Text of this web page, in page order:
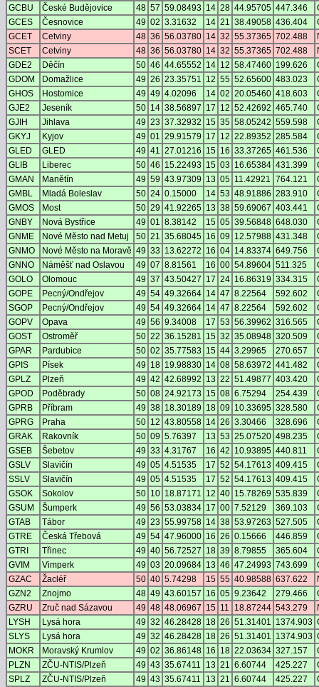
GCBU
České Budějovice 48 57 59.08493 14 28 44.95705 447.346
GCES
Česnovice 49 02 3.31632 14 21 38.49058 436.404
GCET
Cetviny 48 36 56.03780 14 32 55.37365 702.488
SCET
Cetviny 48 36 56.03780 14 32 55.37365 702.488
GDE2
Děčín 50 46 44.65552 14 12 58.47460 199.626
GDOM
Domažlice 49 26 23.35751 12 55 52.65600 483.023
GHOS
Hostomice 49 49 4.02096 14 02 20.05460 418.603
GJE2
Jeseník 50 14 38.56897 17 12 52.42692 465.740
GJIH
Jihlava 49 23 37.32932 15 35 58.05242 559.598
GKYJ
Kyjov 49 01 29.91579 17 12 22.89352 285.584
GLED
GLED 49 41 27.01216 15 16 33.37265 461.536
GLIB
Liberec 50 46 15.22493 15 03 16.65384 431.399
GMAN
Manětín 49 59 43.97309 13 05 11.42921 764.121
GMBL
Mladá Boleslav 50 24 0.15000 14 53 48.91886 283.910
GMOS
Most 50 29 41.92265 13 38 59.69067 403.441
GNBY
Nová Bystřice 49 01 8.38142 15 05 39.56848 648.030
GNME
Nové Město nad Metuj 50 21 35.68045 16 09 12.57988 431.348
GNMO
Nové Město na Moravě 49 33 13.62272 16 04 14.83374 649.756
GNNO
Náměšť nad Oslavou 49 07 8.81561 16 00 54.89604 511.325
GOLO
Olomouc 49 37 43.50427 17 24 16.86319 334.315
GOPE
Pecný/Ondřejov 49 54 49.32664 14 47 8.22564 592.602
SGOP
Pecný/Ondřejov 49 54 49.32664 14 47 8.22564 592.602
GOPV
Opava 49 56 9.34008 17 53 56.39962 316.565
GOST
Ostroměř 50 22 36.15281 15 32 35.08948 320.509
GPAR
Pardubice 50 02 35.77583 15 44 3.29965 270.657
GPIS
Písek 49 18 19.98830 14 08 58.63972 441.482
GPLZ
Plzeň 49 42 42.68992 13 22 51.49877 403.420
GPOD
Poděbrady 50 08 24.92173 15 08 6.75294 254.439
GPRB
Příbram 49 38 18.30189 18 09 10.33695 328.580
GPRG
Praha 50 12 43.80558 14 26 3.30466 328.696
GRAK
Rakovník 50 09 5.76397 13 53 25.07520 498.235
GSEB
Šebetov 49 33 4.31767 16 42 10.93895 440.811
GSLV
Slavičín 49 05 4.51535 17 52 54.17613 409.415
SSLV
Slavičín 49 05 4.51535 17 52 54.17613 409.415
GSOK
Sokolov 50 10 18.87171 12 40 15.78269 535.839
GSUM
Šumperk 49 56 53.03834 17 00 7.52129 369.103
GTAB
Tábor 49 23 55.99758 14 38 53.97263 527.505
GTRE
Česká Třebová 49 54 47.96000 16 26 0.15666 446.859
GTRI
Třinec 49 40 56.72527 18 39 8.79855 365.604
GVIM
Vimperk 49 03 20.09684 13 46 47.24993 743.699
GZAC
Žacléř 50 40 5.74298 15 55 40.98588 637.622
GZN2
Znojmo 48 49 43.60157 16 05 9.23642 279.466
GZRU
Zruč nad Sázavou 49 48 48.06967 15 11 18.87244 543.279
LYSH
Lysá hora 49 32 46.28428 18 26 51.31401 1374.903
SLYS
Lysá hora 49 32 46.28428 18 26 51.31401 1374.903
MOKR
Moravský Krumlov 49 02 36.86148 16 18 22.03634 327.157
PLZN
ZČU-NTIS/Plzeň 49 43 35.67411 13 21 6.60744 425.227
SPLZ
ZČU-NTIS/Plzeň 49 43 35.67411 13 21 6.60744 425.227